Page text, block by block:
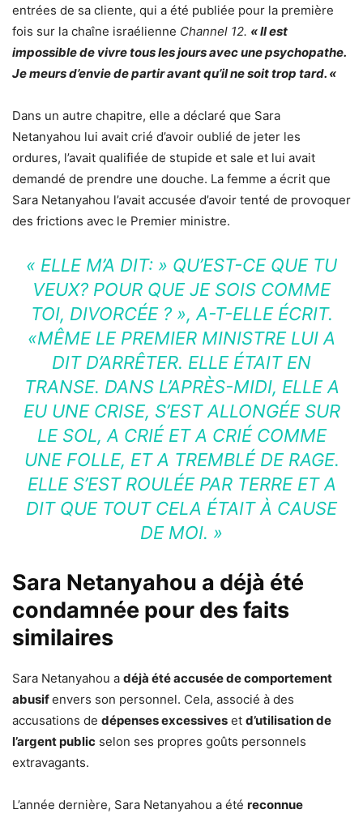
entrées de sa cliente, qui a été publiée pour la première
fois sur la chaîne israélienne Channel 12. « Il est
impossible de vivre tous les jours avec une psychopathe.
Je meurs d’envie de partir avant qu’il ne soit trop tard. «
Dans un autre chapitre, elle a déclaré que Sara
Netanyahou lui avait crié d’avoir oublié de jeter les
ordures, l’avait qualifiée de stupide et sale et lui avait
demandé de prendre une douche. La femme a écrit que
Sara Netanyahou l’avait accusée d’avoir tenté de provoquer
des frictions avec le Premier ministre.
« ELLE M’A DIT: » QU’EST-CE QUE TU
VEUX? POUR QUE JE SOIS COMME
TOI, DIVORCÉE ? », A-T-ELLE ÉCRIT.
«MÊME LE PREMIER MINISTRE LUI A
DIT D’ARRÊTER. ELLE ÉTAIT EN
TRANSE. DANS L’APRÈS-MIDI, ELLE A
EU UNE CRISE, S’EST ALLONGÉE SUR
LE SOL, A CRIÉ ET A CRIÉ COMME
UNE FOLLE, ET A TREMBLÉ DE RAGE.
ELLE S’EST ROULÉE PAR TERRE ET A
DIT QUE TOUT CELA ÉTAIT À CAUSE
DE MOI. »
Sara Netanyahou a déjà été
condamnée pour des faits
similaires
Sara Netanyahou a déjà été accusée de comportement
abusifenvers son personnel. Cela, associé à des
accusations de dépenses excessives et d’utilisation de
l’argent public selon ses propres goûts personnels
extravagants.
L’année dernière, Sara Netanyahou a été reconnue